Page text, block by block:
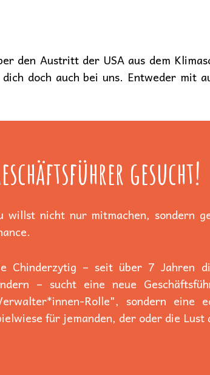
den Austritt der USA aus dem
doch auch bei uns. Entweder mit
gesucht!
willst nicht nur mitmachen, sondern
Chinderzytig – seit über 7 Jahren
– sucht eine neue
Rolle", sondern eine
für jemanden, der oder die